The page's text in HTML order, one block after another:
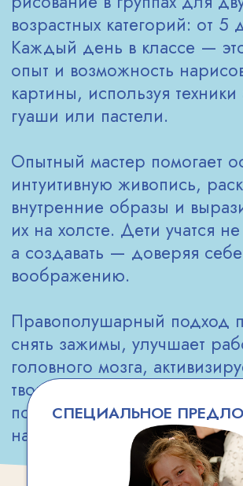
Правополушарное рисование — это
идеальное решение для тех, кто хочет
рисовать «от сердца», без ограничений
и по-настоящему ярко. Запишитесь
в ближайший класс — и вы увидите, как
правое полушарие начинает работать
активнее уже после первого урока!
РАСПИСАНИЕ
ЗАНЯТИЙ В
РАМЕНКАХ
Вторник (6−7 лет)